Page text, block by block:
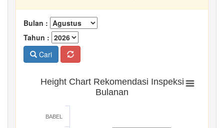
Bulan :
Tahun :
Cari
Height Chart Rekomendasi Inspeksi
Bulanan
BABEL